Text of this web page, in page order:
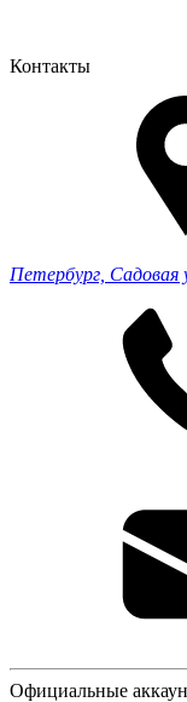
Контакты
Петербург, Садовая
Официальные